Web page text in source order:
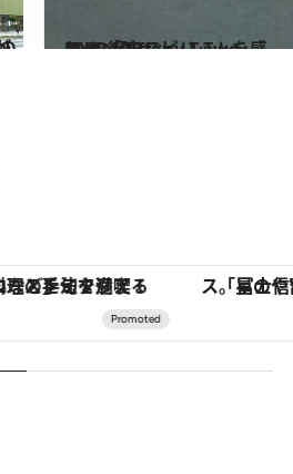
2016.10.31
NYの街のスピリットを感じる 「Tiffany T Two」のリング
ファッション
「星のや富士」でデジタルデトックス。冨士信仰の歴史を辿り、心身を調える。